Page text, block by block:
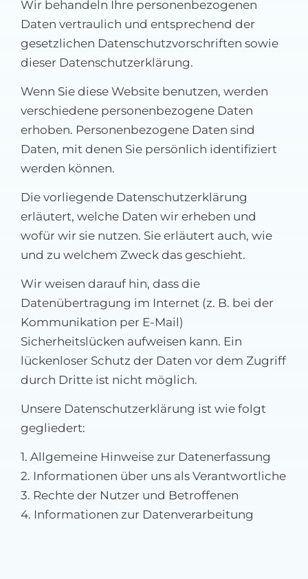
MFA-heute Newsletter-Anmeldung
Ihre Werbung auf MFA-heute.de
Suche
nach:
Wir behandeln Ihre personenbezogenen
Daten vertraulich und entsprechend der
gesetzlichen Datenschutzvorschriften sowie
dieser Datenschutzerklärung.
Wenn Sie diese Website benutzen, werden
verschiedene personenbezogene Daten
erhoben. Personenbezogene Daten sind
Daten, mit denen Sie persönlich identifiziert
werden können.
Die vorliegende Datenschutzerklärung
erläutert, welche Daten wir erheben und
wofür wir sie nutzen. Sie erläutert auch, wie
und zu welchem Zweck das geschieht.
Wir weisen darauf hin, dass die
Datenübertragung im Internet (z. B. bei der
Kommunikation per E-Mail)
Sicherheitslücken aufweisen kann. Ein
lückenloser Schutz der Daten vor dem Zugriff
durch Dritte ist nicht möglich.
Unsere Datenschutzerklärung ist wie folgt
gegliedert:
1. Allgemeine Hinweise zur Datenerfassung
2. Informationen über uns als Verantwortliche
3. Rechte der Nutzer und Betroffenen
4. Informationen zur Datenverarbeitung